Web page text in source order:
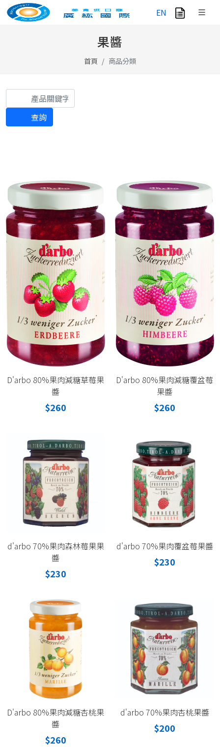
EN
果醬
首頁 商品分類
D'arbo 80%果肉減糖草莓果
醬
$260
D'arbo 80%果肉減糖覆盆莓
果醬
$260
d'arbo 70%果肉森林莓果果
醬
$230
d'arbo 70%果肉覆盆莓果醬
$230
D'arbo 80%果肉減糖杏桃果
醬
$260
d'arbo 70%果肉杏桃果醬
$200